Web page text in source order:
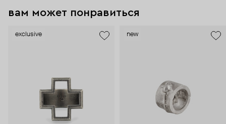
вам может понравиться
exclusive new